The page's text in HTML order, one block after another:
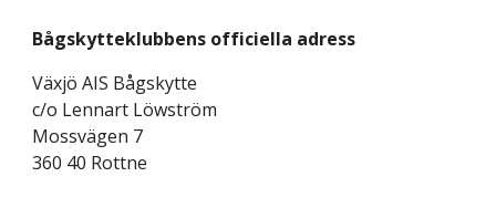
Bågskytteklubbens officiella adress
Växjö AIS Bågskytte
c/o Lennart Löwström
Mossvägen 7
360 40 Rottne